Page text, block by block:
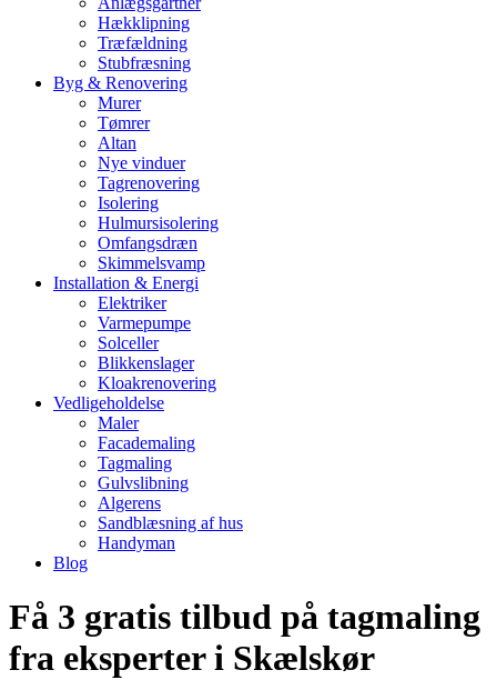
Hækklipning
Træfældning
Stubfræsning
Byg & Renovering
Murer
Tømrer
Altan
Nye vinduer
Tagrenovering
Isolering
Hulmursisolering
Omfangsdræn
Skimmelsvamp
Installation & Energi
Elektriker
Varmepumpe
Solceller
Blikkenslager
Kloakrenovering
Vedligeholdelse
Maler
Facademaling
Tagmaling
Gulvslibning
Algerens
Sandblæsning af hus
Handyman
Blog
Få 3 gratis tilbud på tagmaling
fra eksperter i Skælskør